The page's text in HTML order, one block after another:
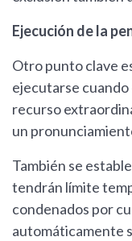
Ejecución de la
Otro punto clave
ejecutarse
recurso
un
También se
tendrán límite
condenados por
automáticamente